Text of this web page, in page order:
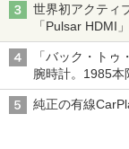
世界初アクティ
「Pulsar HDMI
「バック・ト
腕時計。1985本
純正の有線